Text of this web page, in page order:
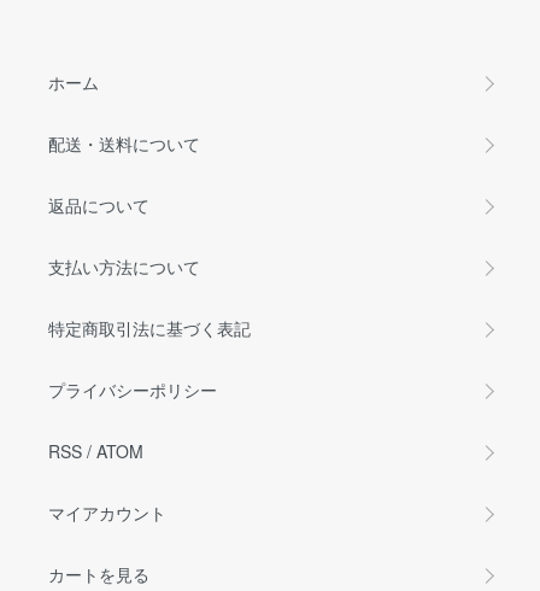
ホーム
配送・送料について
返品について
支払い方法について
特定商取引法に基づく表記
プライバシーポリシー
RSS / ATOM
マイアカウント
カートを見る